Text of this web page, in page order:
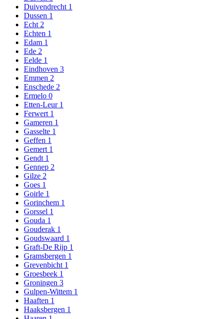
Duivendrecht 1
Dussen 1
Echt 2
Echten 1
Edam 1
Ede 2
Eelde 1
Eindhoven 3
Emmen 2
Enschede 2
Ermelo 0
Etten-Leur 1
Ferwert 1
Gameren 1
Gasselte 1
Geffen 1
Gemert 1
Gendt 1
Gennep 2
Gilze 2
Goes 1
Goirle 1
Gorinchem 1
Gorssel 1
Gouda 1
Gouderak 1
Goudswaard 1
Graft-De Rijp 1
Gramsbergen 1
Grevenbicht 1
Groesbeek 1
Groningen 3
Gulpen-Wittem 1
Haaften 1
Haaksbergen 1